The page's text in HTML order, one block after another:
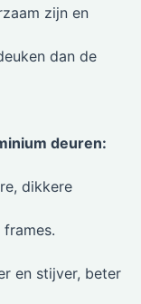
zijn en
dan de
deuren:
dikkere
en stijver, beter